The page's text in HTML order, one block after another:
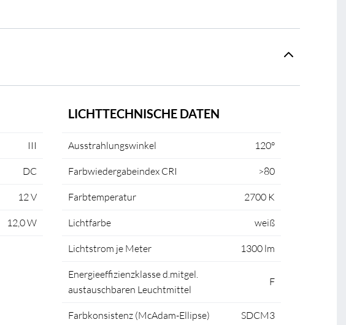
III
DC
12 V
12,0 W
LICHTTECHNISCHE DATEN
Ausstrahlungswinkel 120°
Farbwiedergabeindex CRI >80
Farbtemperatur 2700 K
Lichtfarbe weiß
Lichtstrom je Meter 1300 lm
Energieeffizienzklasse d.mitgel.
austauschbaren Leuchtmittel
F
Farbkonsistenz (McAdam-Ellipse) SDCM3